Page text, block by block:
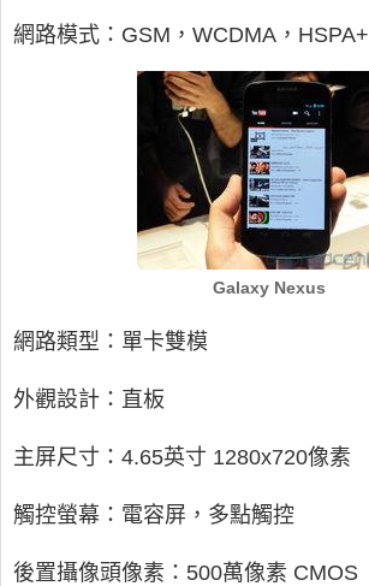
網路模式：GSM，WCDMA，HSPA+
Galaxy Nexus
網路類型：單卡雙模
外觀設計：直板
主屏尺寸：4.65英寸 1280x720像素
觸控螢幕：電容屏，多點觸控
後置攝像頭像素：500萬像素 CMOS